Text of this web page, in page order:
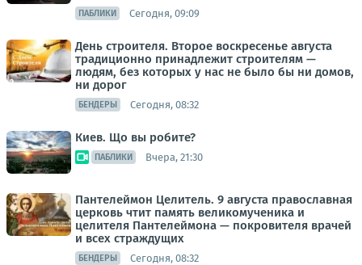
ПАБЛИКИ Сегодня, 09:09
День строителя. Второе воскресенье августа
традиционно принадлежит строителям —
людям, без которых у нас не было бы ни домов,
ни дорог
БЕНДЕРЫ Сегодня, 08:32
Киев. Що вы робите?
ПАБЛИКИ Вчера, 21:30
Пантелеймон Целитель. 9 августа православная
церковь чтит память великомученика и
целителя Пантелеймона — покровителя врачей
и всех страждущих
БЕНДЕРЫ Сегодня, 08:32